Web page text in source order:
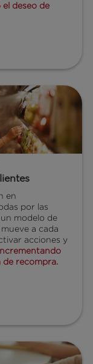
el deseo de
en
por las
modelo de
a cada
acciones y
de recompra.